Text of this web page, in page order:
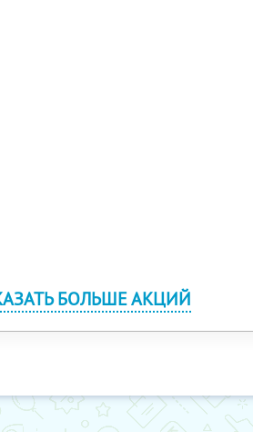
БОЛЬШЕ АКЦИЙ